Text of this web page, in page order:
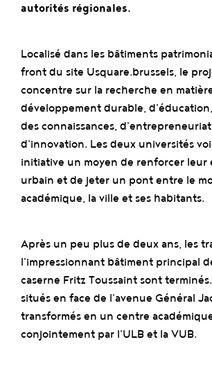
autorités régionales.
Localisé dans les bâtiments
front du site Usquare.brussels, le
concentre sur la recherche en
développement durable,
des connaissances,
d'innovation. Les deux universités
initiative un moyen de renforcer leur
urbain et de jeter un pont entre le
académique, la ville et ses habitants.
Après un peu plus de deux ans, les
l'impressionnant bâtiment principal
caserne Fritz Toussaint sont
situés en face de l'avenue Général
transformés en un centre
conjointement par l'ULB et la VUB.